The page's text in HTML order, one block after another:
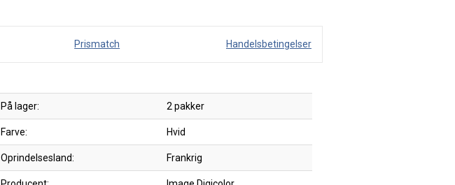
Prismatch Handelsbetingelser
På lager: 2 pakker
Farve: Hvid
Oprindelsesland: Frankrig